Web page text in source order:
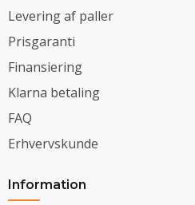
Levering af paller
Prisgaranti
Finansiering
Klarna betaling
FAQ
Erhvervskunde
Information